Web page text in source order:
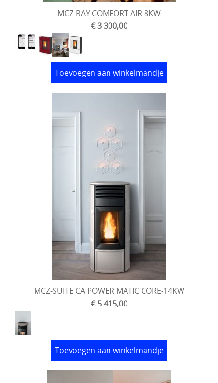
MCZ-RAY COMFORT AIR 8KW
€ 3 300,00
Toevoegen aan winkelmandje
MCZ-SUITE CA POWER MATIC CORE-14KW
€ 5 415,00
Toevoegen aan winkelmandje